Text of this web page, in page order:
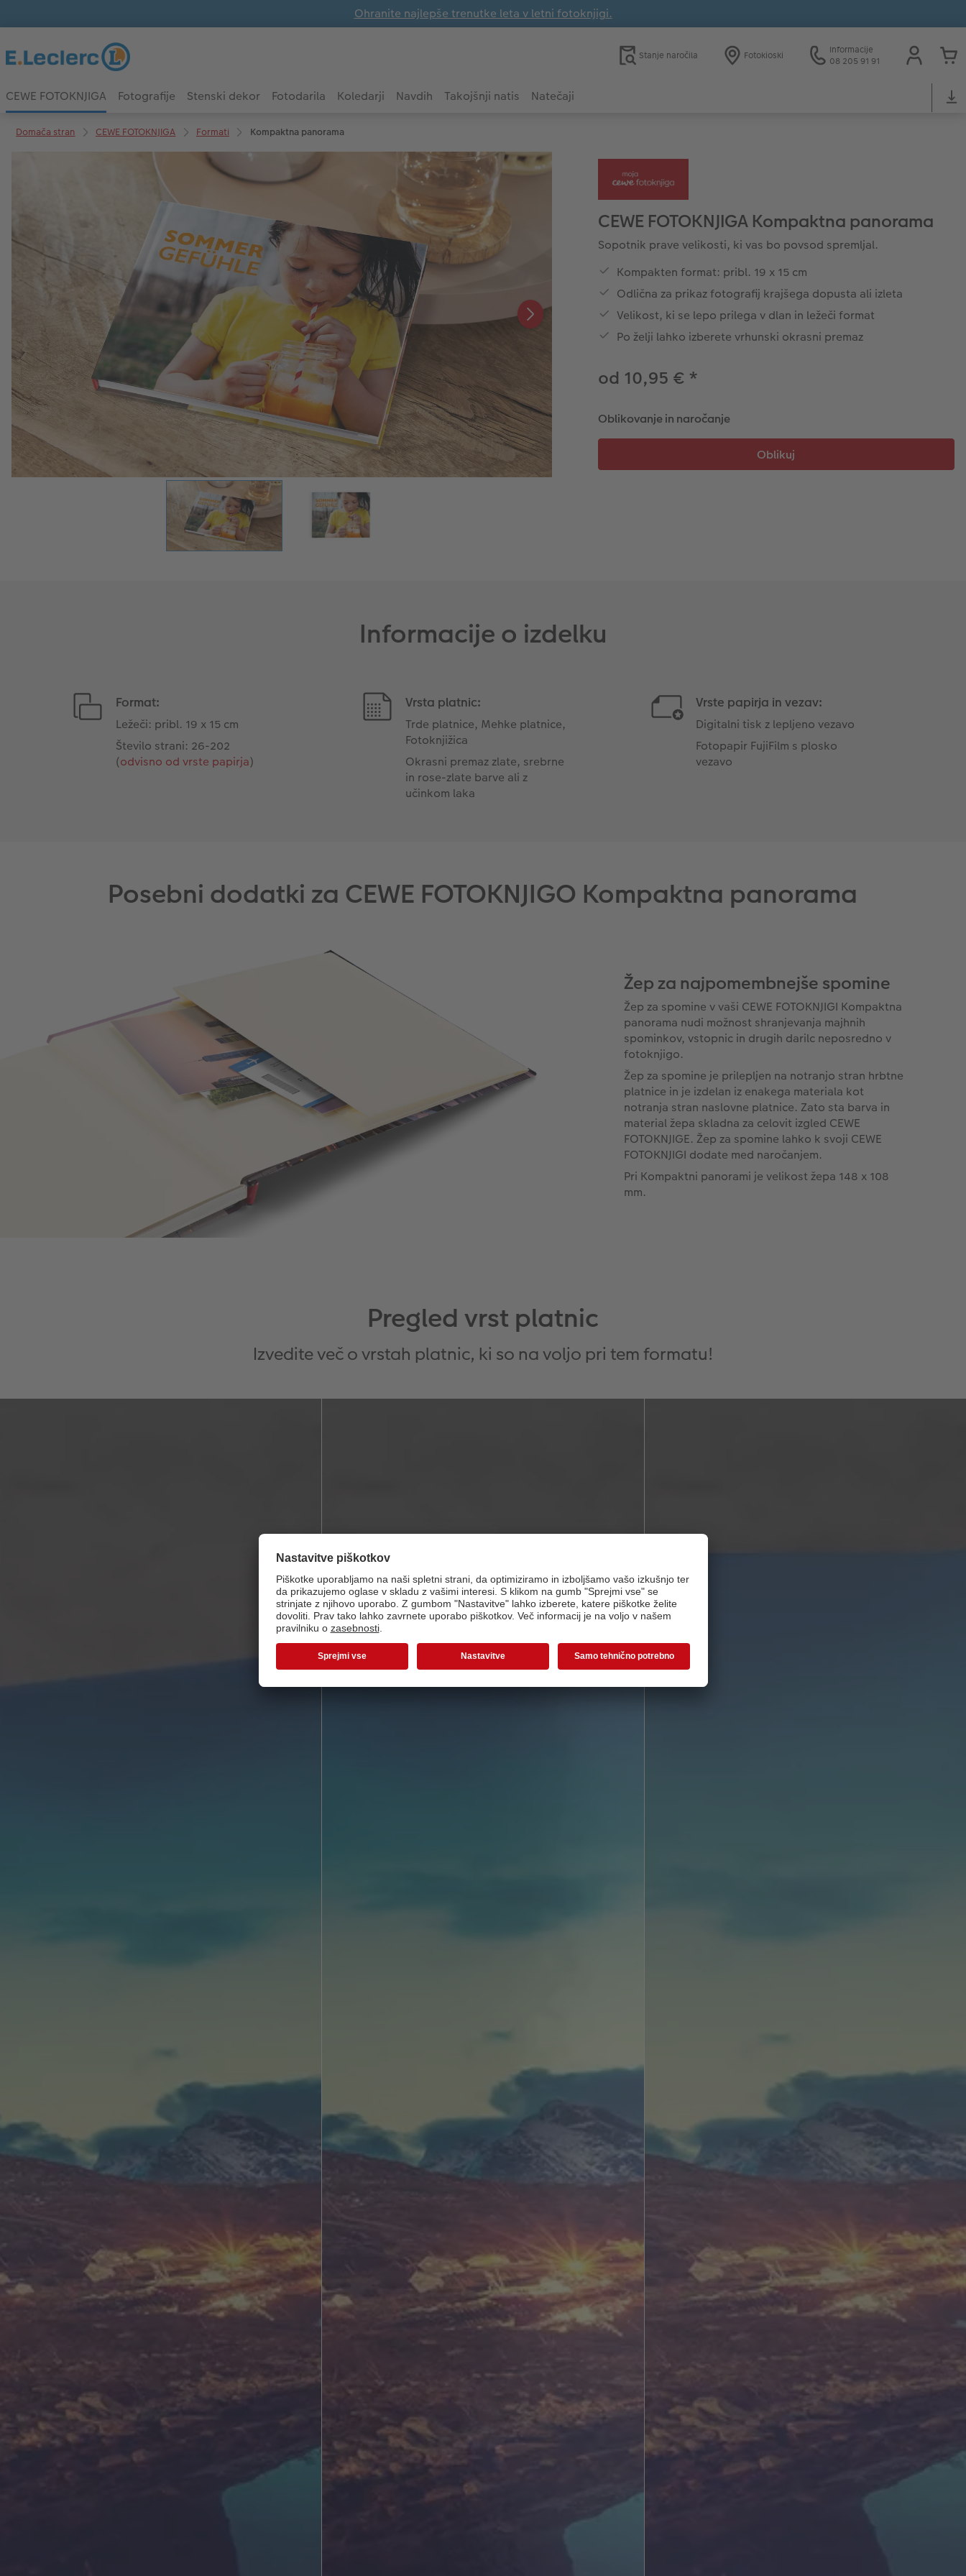
Ohranite najlepše trenutke leta v letni fotoknjigi.
Stanje naročila Fotokioski
Informacije
08 205 91 91
CEWE FOTOKNJIGA Fotografije Stenski dekor Fotodarila Koledarji Navdih Takojšnji natis Natečaji
Domača stran CEWE FOTOKNJIGA Formati Kompaktna panorama
CEWE FOTOKNJIGA Kompaktna panorama
Sopotnik prave velikosti, ki vas bo povsod spremljal.
Kompakten format: pribl. 19 x 15 cm
Odlična za prikaz fotografij krajšega dopusta ali izleta
Velikost, ki se lepo prilega v dlan in ležeči format
Po želji lahko izberete vrhunski okrasni premaz
od 10,95 € *
Oblikovanje in naročanje
Informacije o izdelku
Format:
Ležeči: pribl. 19 x 15 cm
Število strani: 26-202
(odvisno od vrste papirja)
Vrsta platnic:
Trde platnice, Mehke platnice,
Fotoknjižica
Okrasni premaz zlate, srebrne
in rose-zlate barve ali z
učinkom laka
Vrste papirja in vezav:
Digitalni tisk z lepljeno vezavo
Fotopapir FujiFilm s plosko
vezavo
Posebni dodatki za CEWE FOTOKNJIGO Kompaktna panorama
Žep za najpomembnejše spomine
Žep za spomine v vaši CEWE FOTOKNJIGI Kompaktna
panorama nudi možnost shranjevanja majhnih
spominkov, vstopnic in drugih darilc neposredno v
fotoknjigo.
Žep za spomine je prilepljen na notranjo stran hrbtne
platnice in je izdelan iz enakega materiala kot
notranja stran naslovne platnice. Zato sta barva in
material žepa skladna za celovit izgled CEWE
FOTOKNJIGE. Žep za spomine lahko k svoji CEWE
FOTOKNJIGI dodate med naročanjem.
Pri Kompaktni panorami je velikost žepa 148 x 108
mm.
Pregled vrst platnic
Izvedite več o vrstah platnic, ki so na voljo pri tem formatu!